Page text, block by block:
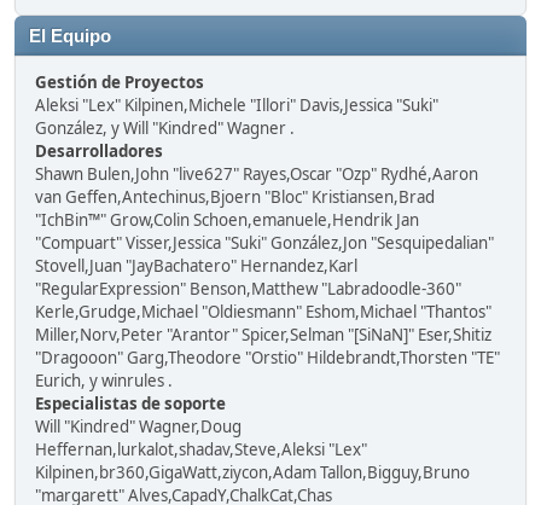
El Equipo
Gestión de Proyectos
Aleksi "Lex" Kilpinen,Michele "Illori" Davis,Jessica "Suki"
González, y Will "Kindred" Wagner .
Desarrolladores
Shawn Bulen,John "live627" Rayes,Oscar "Ozp" Rydhé,Aaron
van Geffen,Antechinus,Bjoern "Bloc" Kristiansen,Brad
"IchBin™" Grow,Colin Schoen,emanuele,Hendrik Jan
"Compuart" Visser,Jessica "Suki" González,Jon "Sesquipedalian"
Stovell,Juan "JayBachatero" Hernandez,Karl
"RegularExpression" Benson,Matthew "Labradoodle-360"
Kerle,Grudge,Michael "Oldiesmann" Eshom,Michael "Thantos"
Miller,Norv,Peter "Arantor" Spicer,Selman "[SiNaN]" Eser,Shitiz
"Dragooon" Garg,Theodore "Orstio" Hildebrandt,Thorsten "TE"
Eurich, y winrules .
Especialistas de soporte
Will "Kindred" Wagner,Doug
Heffernan,lurkalot,shadav,Steve,Aleksi "Lex"
Kilpinen,br360,GigaWatt,ziycon,Adam Tallon,Bigguy,Bruno
"margarett" Alves,CapadY,ChalkCat,Chas